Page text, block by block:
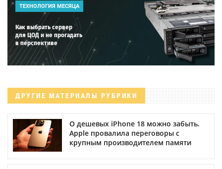
ТЕХНОЛОГИЯ МЕСЯЦА
Как выбрать сервер
для ЦОД и не прогадать
в перспективе
ДРУГИЕ МАТЕРИАЛЫ РУБРИКИ
О дешевых iPhone 18 можно забыть.
Apple провалила переговоры с
крупным производителем памяти